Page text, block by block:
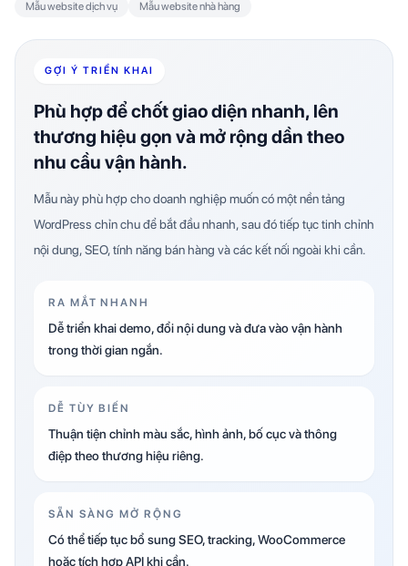
Mẫu website dịch vụ Mẫu website nhà hàng
GỢI Ý TRIỂN KHAI
Phù hợp để chốt giao diện nhanh, lên
thương hiệu gọn và mở rộng dần theo
nhu cầu vận hành.
Mẫu này phù hợp cho doanh nghiệp muốn có một nền tảng
WordPress chỉn chu để bắt đầu nhanh, sau đó tiếp tục tinh chỉnh
nội dung, SEO, tính năng bán hàng và các kết nối ngoài khi cần.
RA MẮT NHANH
Dễ triển khai demo, đổi nội dung và đưa vào vận hành
trong thời gian ngắn.
DỄ TÙY BIẾN
Thuận tiện chỉnh màu sắc, hình ảnh, bố cục và thông
điệp theo thương hiệu riêng.
SẴN SÀNG MỞ RỘNG
Có thể tiếp tục bổ sung SEO, tracking, WooCommerce
hoặc tích hợp API khi cần.